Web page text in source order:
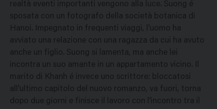
realtà eventi importanti vengono alla luce. Suong é
sposata con un fotografo della società botanica di
Hanoi. Impegnato in frequenti viaggi, l'uomo ha
avviato una relazione con una ragazza da cui ha avuto
anche un figlio. Suong si lamenta, ma anche lei
incontra un suo amante in un appartamento vicino. Il
marito di Khanh é invece uno scrittore: bloccatosi
all'ultimo capitolo del nuovo romanzo, va fuori, torna
dopo due giorni e finisce il lavoro con l'incontro tra il